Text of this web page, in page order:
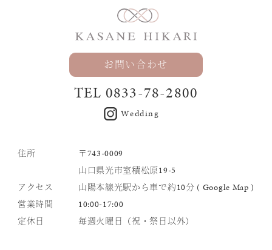
お問い合わせ
TEL 0833-78-2800
Wedding
住所
〒743-0009
山口県光市室積松原19-5
アクセス
山陽本線光駅から車で約10分 ( Google Map )
営業時間
10:00-17:00
定休日
毎週火曜日（祝・祭日以外）